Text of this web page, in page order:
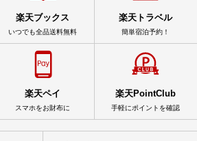
楽天ブックス
いつでも全品送料無料
楽天トラベル
簡単宿泊予約！
楽天ペイ
スマホをお財布に
楽天PointClub
手軽にポイントを確認